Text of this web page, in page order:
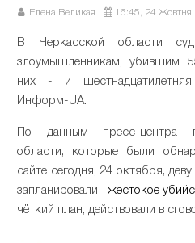
Елена Великая 16:45, 24 Жовтня
В Черкасской области
злоумышленникам, убившим
них - и
Информ-UA.
По данным пресс-центра
области, которые были
сайте сегодня, 24 октября,
запланировали жестокое
чёткий план, действовали в